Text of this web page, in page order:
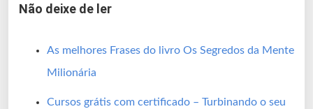
Não deixe de ler
As melhores Frases do livro Os Segredos da Mente
Milionária
Cursos grátis com certificado – Turbinando o seu